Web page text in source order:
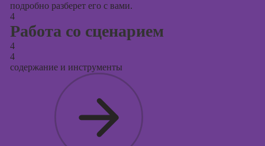
подробно разберет его с вами.
4
Работа со сценарием
4
4
содержание и инструменты